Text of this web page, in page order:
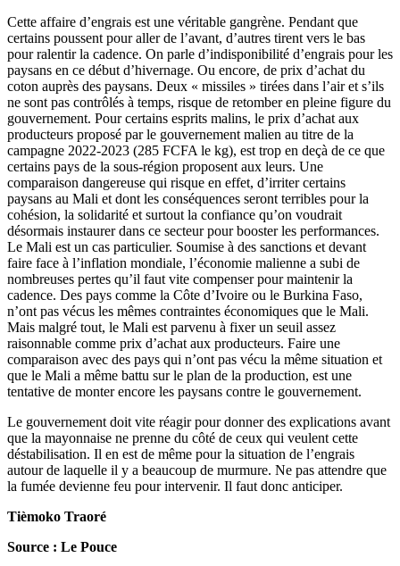
Cette affaire d’engrais est une véritable gangrène. Pendant que
certains poussent pour aller de l’avant, d’autres tirent vers le bas
pour ralentir la cadence. On parle d’indisponibilité d’engrais pour les
paysans en ce début d’hivernage. Ou encore, de prix d’achat du
coton auprès des paysans. Deux « missiles » tirées dans l’air et s’ils
ne sont pas contrôlés à temps, risque de retomber en pleine figure du
gouvernement. Pour certains esprits malins, le prix d’achat aux
producteurs proposé par le gouvernement malien au titre de la
campagne 2022-2023 (285 FCFA le kg), est trop en deçà de ce que
certains pays de la sous-région proposent aux leurs. Une
comparaison dangereuse qui risque en effet, d’irriter certains
paysans au Mali et dont les conséquences seront terribles pour la
cohésion, la solidarité et surtout la confiance qu’on voudrait
désormais instaurer dans ce secteur pour booster les performances.
Le Mali est un cas particulier. Soumise à des sanctions et devant
faire face à l’inflation mondiale, l’économie malienne a subi de
nombreuses pertes qu’il faut vite compenser pour maintenir la
cadence. Des pays comme la Côte d’Ivoire ou le Burkina Faso,
n’ont pas vécus les mêmes contraintes économiques que le Mali.
Mais malgré tout, le Mali est parvenu à fixer un seuil assez
raisonnable comme prix d’achat aux producteurs. Faire une
comparaison avec des pays qui n’ont pas vécu la même situation et
que le Mali a même battu sur le plan de la production, est une
tentative de monter encore les paysans contre le gouvernement.
Le gouvernement doit vite réagir pour donner des explications avant
que la mayonnaise ne prenne du côté de ceux qui veulent cette
déstabilisation. Il en est de même pour la situation de l’engrais
autour de laquelle il y a beaucoup de murmure. Ne pas attendre que
la fumée devienne feu pour intervenir. Il faut donc anticiper.
Tièmoko Traoré
Source : Le Pouce